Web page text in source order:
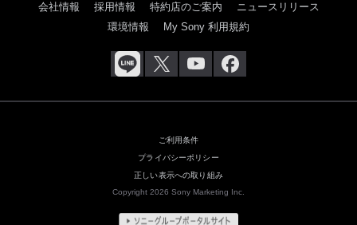
会社情報 採用情報 特約店のご案内
ニュースリリース
環境情報
My Sony 利用規約
ご利用条件
プライバシーポリシー
正しい表示への取り組み
Copyright 2026 Sony Marketing Inc.